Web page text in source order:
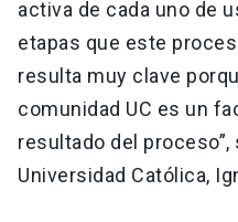
activa de cada uno de
etapas que este
resulta muy clave
comunidad UC es un
resultado del
Universidad Católica,